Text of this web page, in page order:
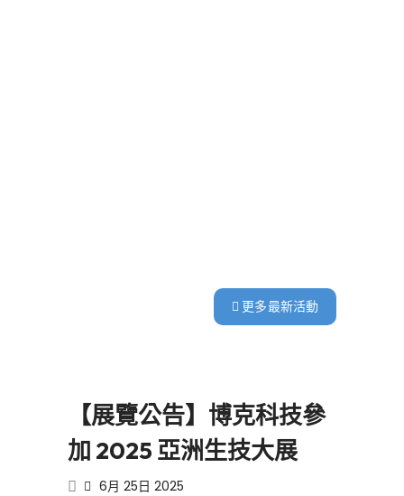
更多最新活動
【展覽公告】博克科技參
加 2025 亞洲生技大展
6月 25日 2025